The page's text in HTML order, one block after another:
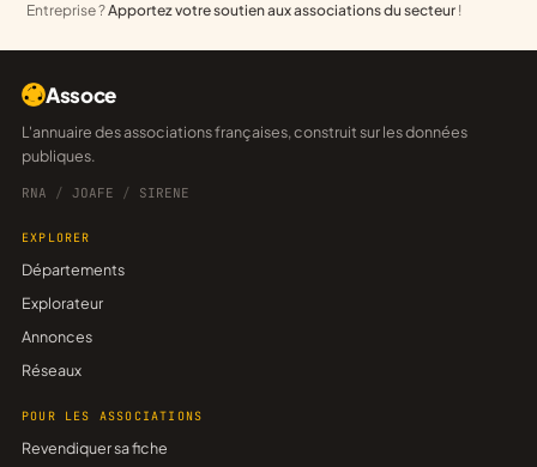
Entreprise ?Apportez votre soutien aux associations du secteur !
Assoce
L'annuaire des associations françaises, construit sur les données
publiques.
RNA / JOAFE / SIRENE
EXPLORER
Départements
Explorateur
Annonces
Réseaux
POUR LES ASSOCIATIONS
Revendiquer sa fiche